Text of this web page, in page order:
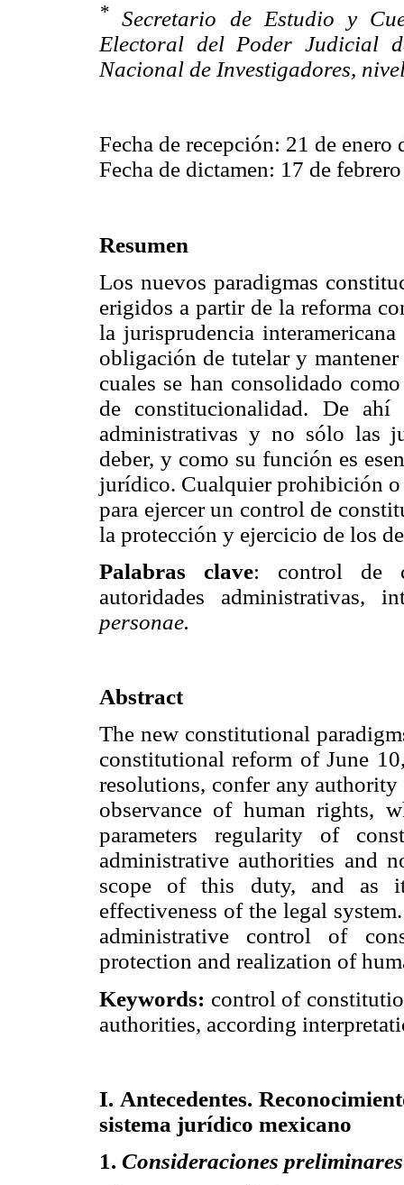
*
Secretario de Estudio y
Electoral del Poder Judicial
Nacional de Investigadores,
Fecha de recepción: 21 de enero
Fecha de dictamen: 17 de
Resumen
Los nuevos paradigmas
erigidos a partir de la reforma
la jurisprudencia
obligación de tutelar y
cuales se han consolidado
de constitucionalidad. De
administrativas y no sólo las
deber, y como su función es
jurídico. Cualquier prohibición
para ejercer un control de
la protección y ejercicio de los
Palabras clave: control de
autoridades administrativas,
personae.
Abstract
The new constitutional
constitutional reform of June
resolutions, confer any
observance of human rights,
parameters regularity of
administrative authorities and
scope of this duty, and as
effectiveness of the legal
administrative control of
protection and realization of
Keywords: control of
authorities, according
I. Antecedentes.
sistema jurídico mexicano
1. Consideraciones preliminares